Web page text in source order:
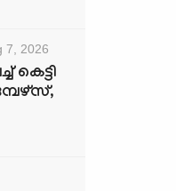
7, 2026
കെട്ടി